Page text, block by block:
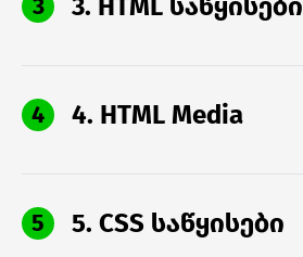
3 3. HTML საწყისები
4 4. HTML Media
5 5. CSS საწყისები